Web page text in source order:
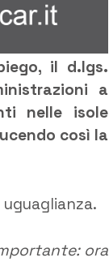
il d.lgs.
a
nelle isole
così la
ora